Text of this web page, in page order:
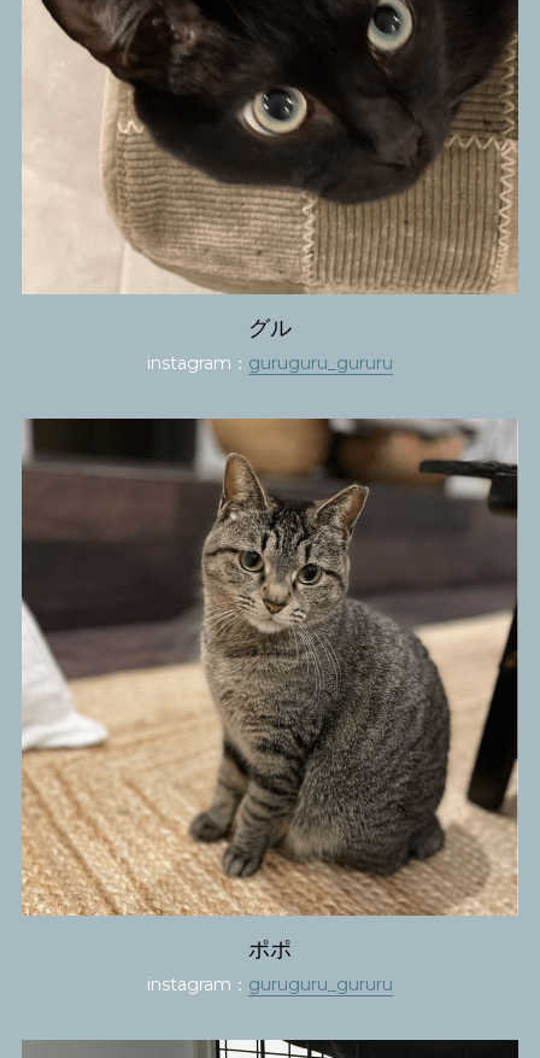
グル
instagram： guruguru_gururu​
ポポ
instagram： guruguru_gururu​